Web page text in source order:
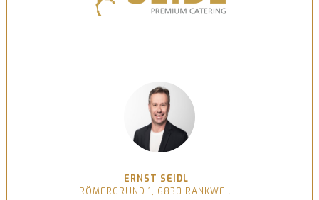
ERNST SEIDL
RÖMERGRUND 1, 6830 RANKWEIL